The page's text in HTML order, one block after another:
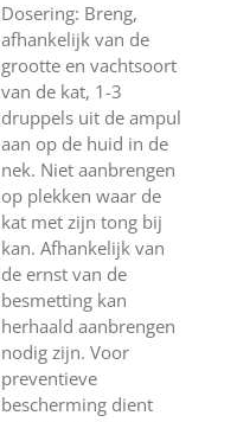
Dosering: Breng,
afhankelijk van de
grootte en vachtsoort
van de kat, 1-3
druppels uit de ampul
aan op de huid in de
nek. Niet aanbrengen
op plekken waar de
kat met zijn tong bij
kan. Afhankelijk van
de ernst van de
besmetting kan
herhaald aanbrengen
nodig zijn. Voor
preventieve
bescherming dient